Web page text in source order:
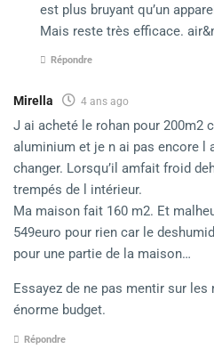
est plus bruyant qu’un
Mais reste très efficace.
Répondre
Mirella 4 ans ago
J ai acheté le rohan pour 200m2
aluminium et je n ai pas encore l
changer. Lorsqu’il amfait froid
trempés de l intérieur.
Ma maison fait 160 m2. Et
549euro pour rien car le
pour une partie de la maison…
Essayez de ne pas mentir sur
énorme budget.
Répondre